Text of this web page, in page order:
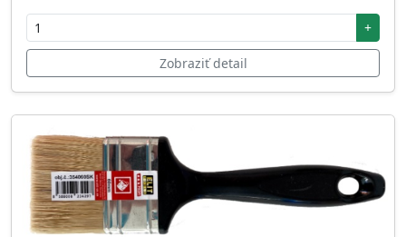
+
Zobraziť detail